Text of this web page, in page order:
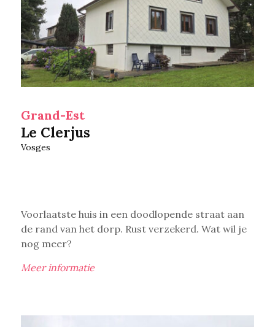
Grand-Est
Le Clerjus
Vosges
Voorlaatste huis in een doodlopende straat aan
de rand van het dorp. Rust verzekerd. Wat wil je
nog meer?
Meer informatie